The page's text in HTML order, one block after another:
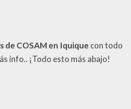
COSAM en Iquique con todo
info.. ¡Todo esto más abajo!